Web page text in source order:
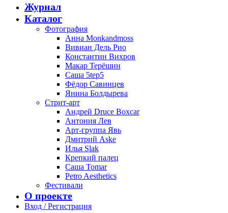
Журнал
Каталог
Фотография
Анна Monkandmoss
Вивиан Дель Рио
Константин Вихров
Макар Терёшин
Саша 5tep5
Фёдор Савинцев
Янина Болдырева
Стрит-арт
Андрей Druce Boxcar
Антония Лев
Арт-группа Явь
Дмитрий Aske
Илья Slak
Крепкий палец
Саша Tomar
Petro Aesthetics
Фестивали
О проекте
Вход / Регистрация